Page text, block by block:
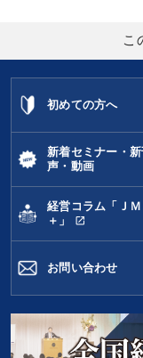
こ
初めての方へ
新着セミナー・
声・動画
経営コラム「Ｊ
＋」
open_in_new
お問い合わせ